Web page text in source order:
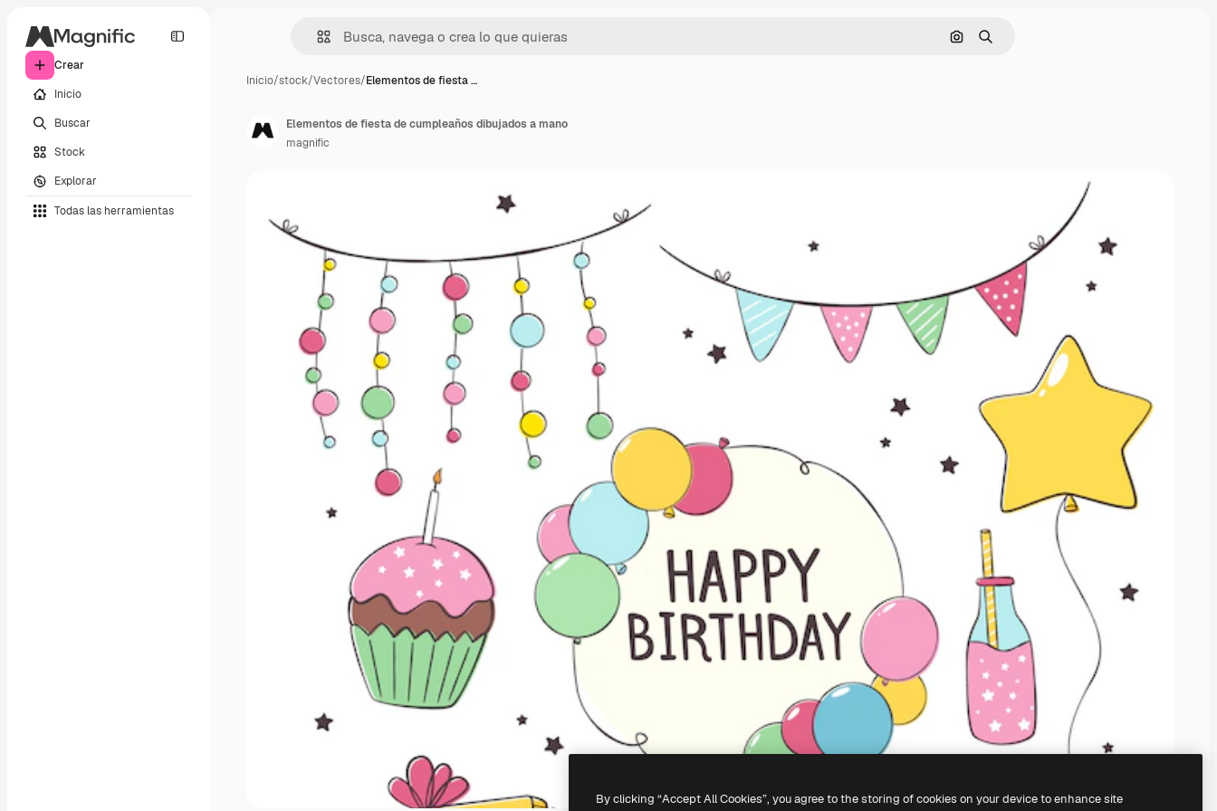
Crear
Inicio
Buscar
Stock
Explorar
Todas las herramientas
Buscar por imagen
Buscar
Inicio/stock/Vectores/Elementos de fiesta …
Elementos de fiesta de cumpleaños dibujados a mano
magnific
By clicking “Accept All Cookies”, you agree to the storing of cookies on your device to enhance site